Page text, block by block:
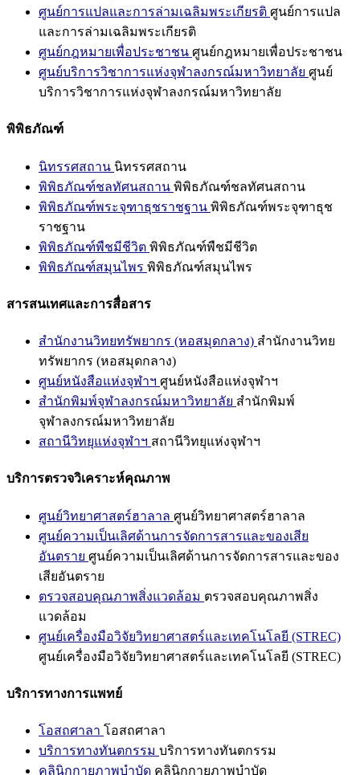
ศูนย์การแปลและการล่ามเฉลิมพระเกียรติ ศูนย์การแปล
และการล่ามเฉลิมพระเกียรติ
ศูนย์กฎหมายเพื่อประชาชน ศูนย์กฎหมายเพื่อประชาชน
ศูนย์บริการวิชาการแห่งจุฬาลงกรณ์มหาวิทยาลัย ศูนย์
บริการวิชาการแห่งจุฬาลงกรณ์มหาวิทยาลัย
พิพิธภัณฑ์
นิทรรศสถาน นิทรรศสถาน
พิพิธภัณฑ์ชลทัศนสถาน พิพิธภัณฑ์ชลทัศนสถาน
พิพิธภัณฑ์พระจุฑาธุชราชฐาน พิพิธภัณฑ์พระจุฑาธุช
ราชฐาน
พิพิธภัณฑ์พืชมีชีวิต พิพิธภัณฑ์พืชมีชีวิต
พิพิธภัณฑ์สมุนไพร พิพิธภัณฑ์สมุนไพร
สารสนเทศและการสื่อสาร
สำนักงานวิทยทรัพยากร (หอสมุดกลาง) สำนักงานวิทย
ทรัพยากร (หอสมุดกลาง)
ศูนย์หนังสือแห่งจุฬาฯ ศูนย์หนังสือแห่งจุฬาฯ
สำนักพิมพ์จุฬาลงกรณ์มหาวิทยาลัย สำนักพิมพ์
จุฬาลงกรณ์มหาวิทยาลัย
สถานีวิทยุแห่งจุฬาฯ สถานีวิทยุแห่งจุฬาฯ
บริการตรวจวิเคราะห์คุณภาพ
ศูนย์วิทยาศาสตร์ฮาลาล ศูนย์วิทยาศาสตร์ฮาลาล
ศูนย์ความเป็นเลิศด้านการจัดการสารและของเสีย
อันตราย ศูนย์ความเป็นเลิศด้านการจัดการสารและของ
เสียอันตราย
ตรวจสอบคุณภาพสิ่งแวดล้อม ตรวจสอบคุณภาพสิ่ง
แวดล้อม
ศูนย์เครื่องมือวิจัยวิทยาศาสตร์และเทคโนโลยี (STREC)
ศูนย์เครื่องมือวิจัยวิทยาศาสตร์และเทคโนโลยี (STREC)
บริการทางการแพทย์
โอสถศาลา โอสถศาลา
บริการทางทันตกรรม บริการทางทันตกรรม
คลินิกกายภาพบำบัด คลินิกกายภาพบำบัด